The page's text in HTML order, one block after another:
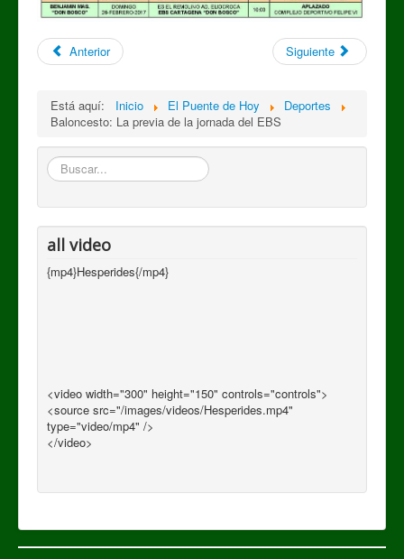
Anterior Siguiente
Está aquí: Inicio El Puente de Hoy
Deportes
Baloncesto: La previa de la jornada del EBS
Buscar
all video
{mp4}Hesperides{/mp4}
<video width="300" height="150" controls="controls">
<source src="/images/videos/Hesperides.mp4"
type="video/mp4" />
</video>